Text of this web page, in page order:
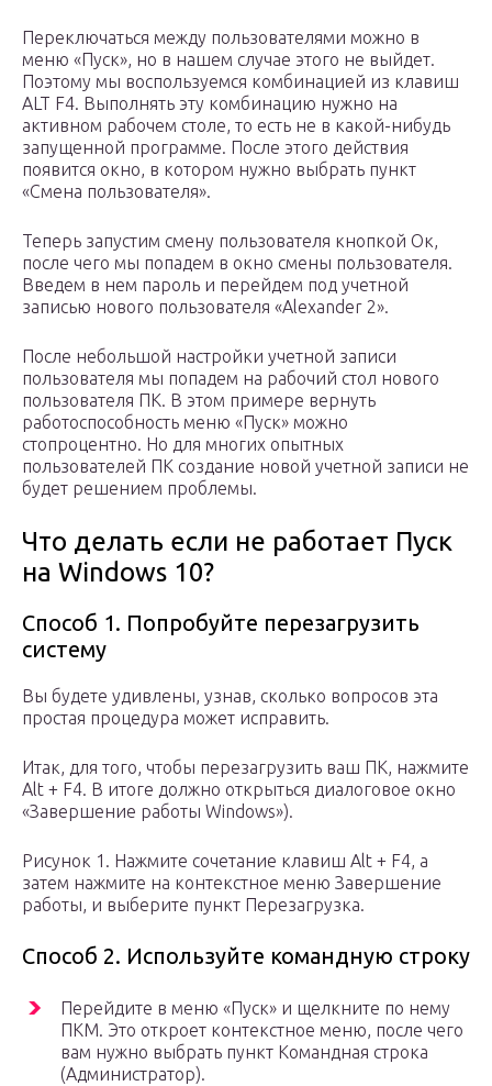
Переключаться между пользователями можно в
меню «Пуск», но в нашем случае этого не выйдет.
Поэтому мы воспользуемся комбинацией из клавиш
ALT F4. Выполнять эту комбинацию нужно на
активном рабочем столе, то есть не в какой-нибудь
запущенной программе. После этого действия
появится окно, в котором нужно выбрать пункт
«Смена пользователя».
Теперь запустим смену пользователя кнопкой Ок,
после чего мы попадем в окно смены пользователя.
Введем в нем пароль и перейдем под учетной
записью нового пользователя «Alexander 2».
После небольшой настройки учетной записи
пользователя мы попадем на рабочий стол нового
пользователя ПК. В этом примере вернуть
работоспособность меню «Пуск» можно
стопроцентно. Но для многих опытных
пользователей ПК создание новой учетной записи не
будет решением проблемы.
Что делать если не работает Пуск
на Windows 10?
Способ 1. Попробуйте перезагрузить
систему
Вы будете удивлены, узнав, сколько вопросов эта
простая процедура может исправить.
Итак, для того, чтобы перезагрузить ваш ПК, нажмите
Alt + F4. В итоге должно открыться диалоговое окно
«Завершение работы Windows»).
Рисунок 1. Нажмите сочетание клавиш Alt + F4, а
затем нажмите на контекстное меню Завершение
работы, и выберите пункт Перезагрузка.
Способ 2. Используйте командную строку
Перейдите в меню «Пуск» и щелкните по нему
ПКМ. Это откроет контекстное меню, после чего
вам нужно выбрать пункт Командная строка
(Администратор).